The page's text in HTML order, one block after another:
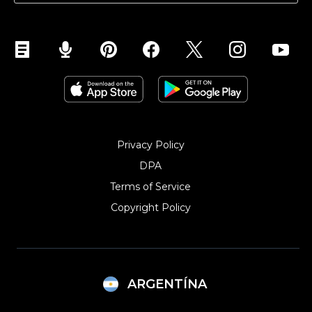
Ecwid vs. Squarespace
Ecwid para Weebly
Privacy Policy
DPA
Terms of Service
Copyright Policy‎
ARGENTÍNA